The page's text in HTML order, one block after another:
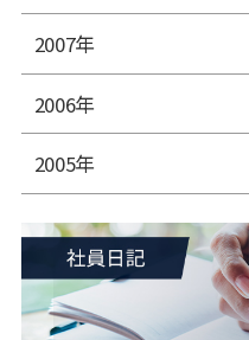
2007年
2006年
2005年